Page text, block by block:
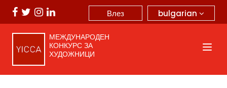
bulgarian
Влез
МЕЖДУНАРОДЕН
КОНКУРС ЗА
ХУДОЖНИЦИ